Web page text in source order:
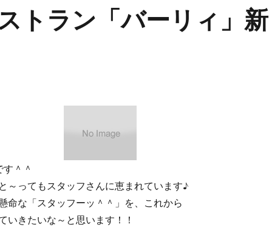
トラン「バーリィ」新
＾＾
～ってもスタッフさんに恵まれています♪
命な「スタッフーッ＾＾」を、これから
いきたいな～と思います！！